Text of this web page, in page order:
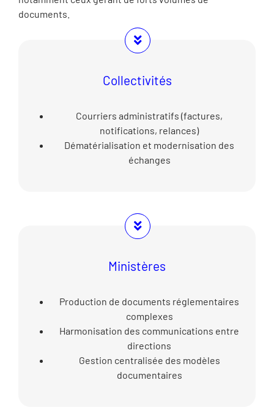
documents.
Collectivités
Courriers administratifs (factures,
notifications, relances)
Dématérialisation et modernisation des
échanges
Ministères
Production de documents réglementaires
complexes
Harmonisation des communications entre
directions
Gestion centralisée des modèles
documentaires